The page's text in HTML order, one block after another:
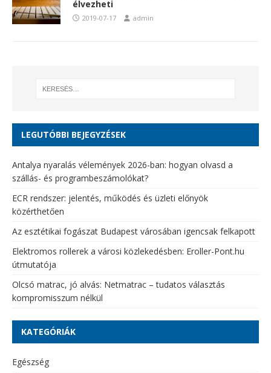
élvezheti
2019-07-17 admin
LEGUTÓBBI BEJEGYZÉSEK
Antalya nyaralás vélemények 2026-ban: hogyan olvasd a
szállás- és programbeszámolókat?
ECR rendszer: jelentés, működés és üzleti előnyök
közérthetően
Az esztétikai fogászat Budapest városában igencsak felkapott
Elektromos rollerek a városi közlekedésben: Eroller-Pont.hu
útmutatója
Olcsó matrac, jó alvás: Netmatrac – tudatos választás
kompromisszum nélkül
KATEGÓRIÁK
Egészség